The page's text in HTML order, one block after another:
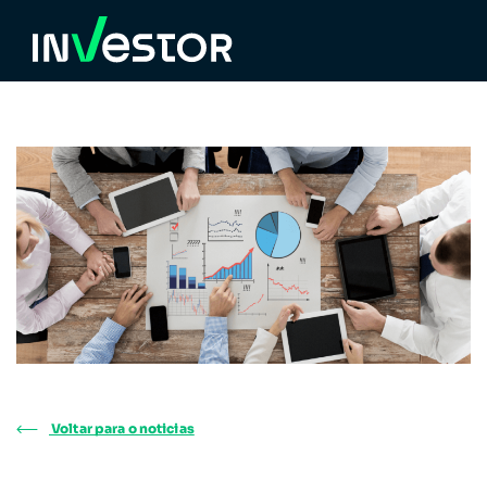
Voltar para o noticias